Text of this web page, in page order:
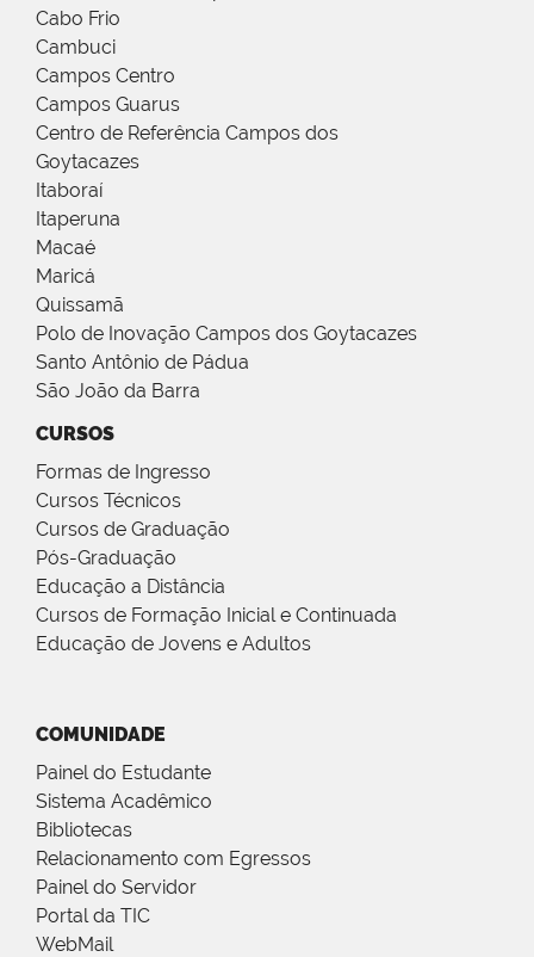
Cabo Frio
Cambuci
Campos Centro
Campos Guarus
Centro de Referência Campos dos
Goytacazes
Itaboraí
Itaperuna
Macaé
Maricá
Quissamã
Polo de Inovação Campos dos Goytacazes
Santo Antônio de Pádua
São João da Barra
CURSOS
Formas de Ingresso
Cursos Técnicos
Cursos de Graduação
Pós-Graduação
Educação a Distância
Cursos de Formação Inicial e Continuada
Educação de Jovens e Adultos
COMUNIDADE
Painel do Estudante
Sistema Acadêmico
Bibliotecas
Relacionamento com Egressos
Painel do Servidor
Portal da TIC
WebMail